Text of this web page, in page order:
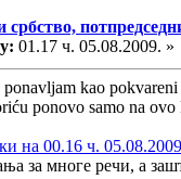
01.17 ч. 05.08.2009. »
kao
ponovo samo na
на 00.16 ч.
за многе речи, а